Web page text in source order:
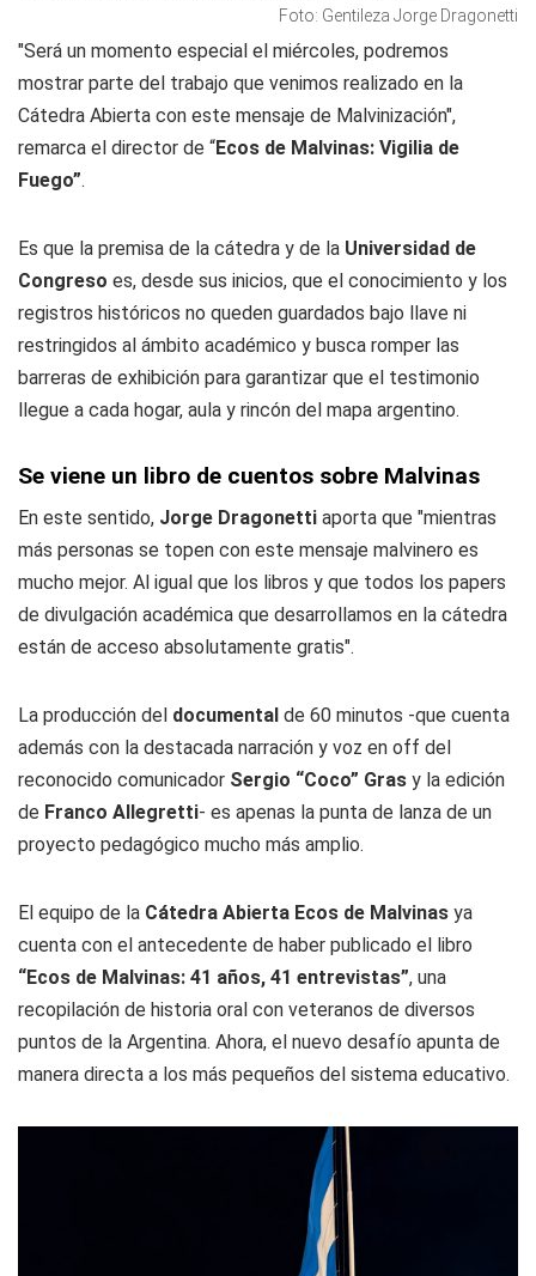
Foto: Gentileza Jorge Dragonetti
"Será un momento especial el miércoles, podremos
mostrar parte del trabajo que venimos realizado en la
Cátedra Abierta con este mensaje de Malvinización",
remarca el director de “Ecos de Malvinas: Vigilia de
Fuego”.
Es que la premisa de la cátedra y de la Universidad de
Congreso es, desde sus inicios, que el conocimiento y los
registros históricos no queden guardados bajo llave ni
restringidos al ámbito académico y busca romper las
barreras de exhibición para garantizar que el testimonio
llegue a cada hogar, aula y rincón del mapa argentino.
Se viene un libro de cuentos sobre Malvinas
En este sentido, Jorge Dragonetti aporta que "mientras
más personas se topen con este mensaje malvinero es
mucho mejor. Al igual que los libros y que todos los papers
de divulgación académica que desarrollamos en la cátedra
están de acceso absolutamente gratis".
La producción del documental de 60 minutos -que cuenta
además con la destacada narración y voz en off del
reconocido comunicador Sergio “Coco” Gras y la edición
de Franco Allegretti- es apenas la punta de lanza de un
proyecto pedagógico mucho más amplio.
El equipo de la Cátedra Abierta Ecos de Malvinas ya
cuenta con el antecedente de haber publicado el libro
“Ecos de Malvinas: 41 años, 41 entrevistas”, una
recopilación de historia oral con veteranos de diversos
puntos de la Argentina. Ahora, el nuevo desafío apunta de
manera directa a los más pequeños del sistema educativo.